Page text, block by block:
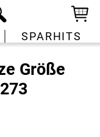
SPARHITS
Größe